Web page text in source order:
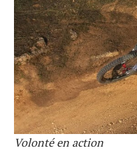
Volonté en action